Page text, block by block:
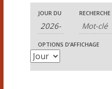
h
e
R
e
c
h
JOUR DU RECHERCHE
N
a
v
OPTIONS D’AFFICHAGE